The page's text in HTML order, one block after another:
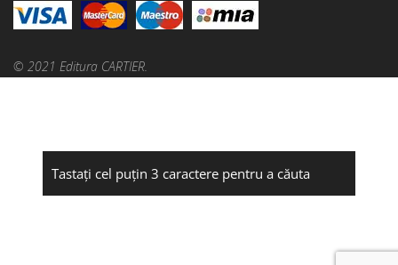
© 2021 Editura CARTIER.